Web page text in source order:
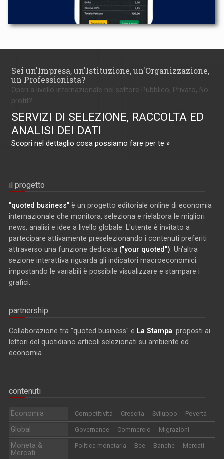
Sei un'Impresa, un'Istituzione, un'Organizzazione,
un Professionista?
Operi a livello internazionale nel settore Pubblico, Privato, No-
profit?
SERVIZI DI SELEZIONE, RACCOLTA ED
ANALISI DEI DATI
Scopri nel dettaglio cosa possiamo fare per te »
il progetto
"quoted business" è un progetto editoriale online di economia
internazionale che monitora, seleziona e rielabora le migliori
news, analisi e idee a livello globale. L'utente è invitato a
partecipare attivamente preselezionando i contenuti preferiti
attraverso una funzione dedicata ("your quoted") . Un'altra
sezione interattiva riguarda gli indicatori macroeconomici:
impostando le variabili è possibile visualizzare e stampare i
grafici.
partnership
Collaborazione tra "quoted business" e La Stampa: proposti ai
lettori del quotidiano articoli selezionati su ambiente ed
economia.
contenuti
Economia Competitività Crescita Sviluppo Povertà
Global Governance Commercio Migrazioni
Moneta &
Mercati
Politica monetaria Bce Banche Mercati